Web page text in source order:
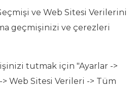
ve Web Sitesi Verilerini
geçmişinizi ve çerezleri
tutmak için "Ayarlar ->
Web Sitesi Verileri -> Tüm